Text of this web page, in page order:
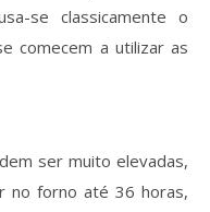
se classicamente o
comecem a utilizar as
ser muito elevadas,
no forno até 36 horas,